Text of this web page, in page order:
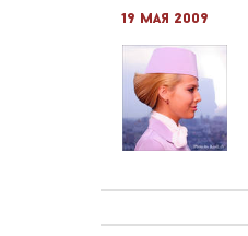
19 мая 2009